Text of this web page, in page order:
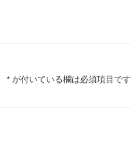
* が付いている欄は必須項目です